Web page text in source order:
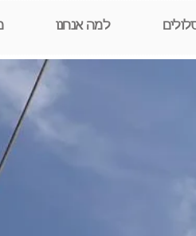
למה אנחנו